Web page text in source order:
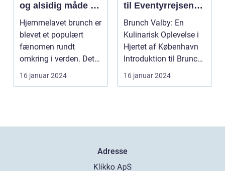
og alsidig måde at
sætte prikken over
iet på din
morgenmad eller
frokost
Hjemmelavet brunch er
blevet et populært
fænomen rundt
omkring i verden. Det
er den perfekte måde
at...
16 januar 2024
til Eventyrrejsende
og Backpackere
Brunch Valby: En
Kulinarisk Oplevelse i
Hjertet af København
Introduktion til Brunch
16 januar 2024
Adresse